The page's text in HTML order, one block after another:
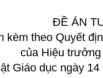
ĐỀ ÁN
kèm theo Quyết
của Hiệu
Giáo dục ngày